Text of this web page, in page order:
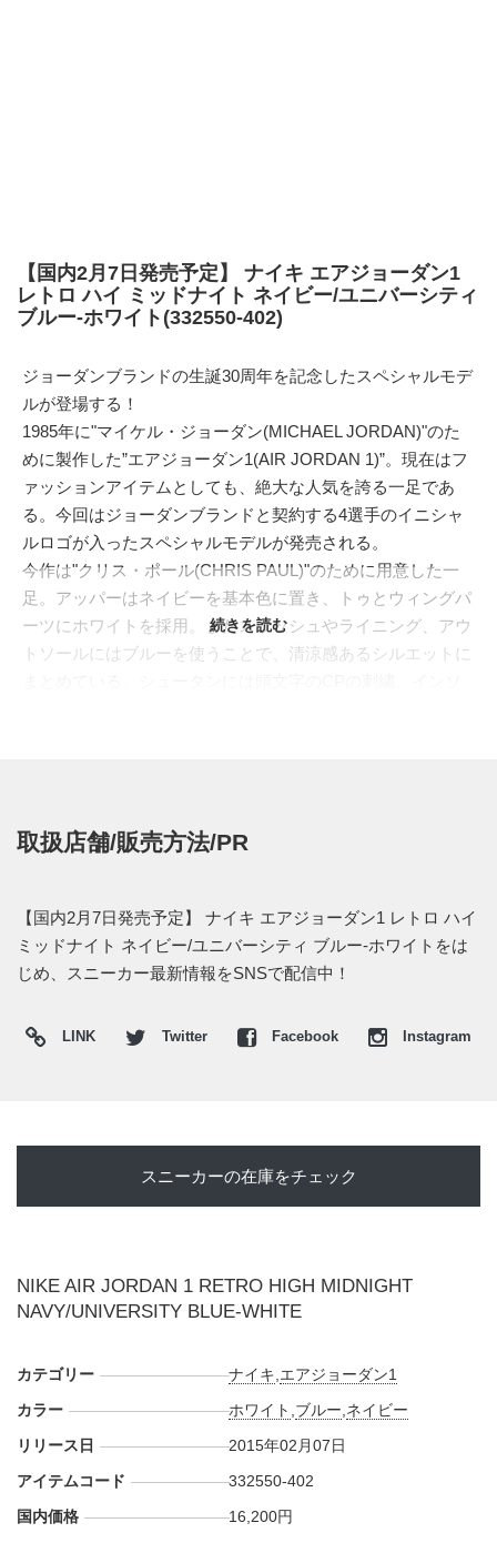
【国内2月7日発売予定】 ナイキ エアジョーダン1
レトロ ハイ ミッドナイト ネイビー/ユニバーシティ
ブルー-ホワイト(332550-402)
ジョーダンブランドの生誕30周年を記念したスペシャルモデ
ルが登場する！
1985年に"マイケル・ジョーダン(MICHAEL JORDAN)"のた
めに製作した”エアジョーダン1(AIR JORDAN 1)”。現在はフ
ァッションアイテムとしても、絶大な人気を誇る一足であ
る。今回はジョーダンブランドと契約する4選手のイニシャ
ルロゴが入ったスペシャルモデルが発売される。
今作は"クリス・ポール(CHRIS PAUL)"のために用意した一
足。アッパーはネイビーを基本色に置き、トゥとウィングパ
ーツにホワイトを採用。またスウッシュやライニング、アウ
トソールにはブルーを使うことで、清涼感あるシルエットに
の"Facebook"や"Twitter"でも報告予定。
続きを読む
取扱店舗/販売方法/PR
【国内2月7日発売予定】 ナイキ エアジョーダン1 レトロ ハイ
ミッドナイト ネイビー/ユニバーシティ ブルー-ホワイトをは
じめ、スニーカー最新情報をSNSで配信中！
LINK Twitter Facebook Instagram
スニーカーの在庫をチェック
NIKE AIR JORDAN 1 RETRO HIGH MIDNIGHT
NAVY/UNIVERSITY BLUE-WHITE
カテゴリー ナイキ エアジョーダン1
カラー
ホワイト ブルー ネイビー
リリース日
2015年02月07日
アイテムコード
332550-402
国内価格
16,200円